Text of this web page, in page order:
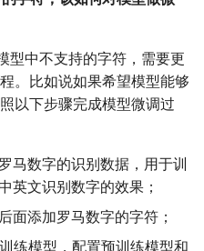
型中不支持的字符，需要更
。比如说如果希望模型能够
以下步骤完成模型微调过
马数字的识别数据，用于训
英文识别数字的效果；
面添加罗马数字的字符；
练模型，配置预训练模型和